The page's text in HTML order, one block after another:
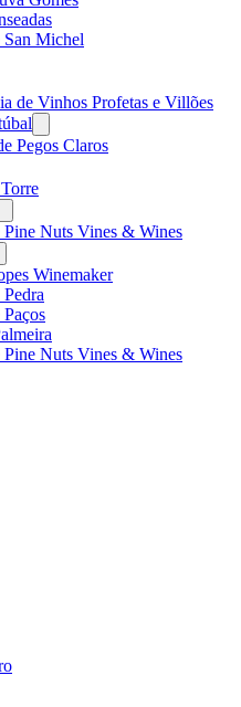
San Michel
de Vinhos Profetas e Villões
menu
Pegos Claros
menu
Pine Nuts Vines & Wines
Winemaker
Pine Nuts Vines & Wines